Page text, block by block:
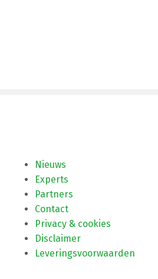
Nieuws
Experts
Partners
Contact
Privacy & cookies
Disclaimer
Leveringsvoorwaarden